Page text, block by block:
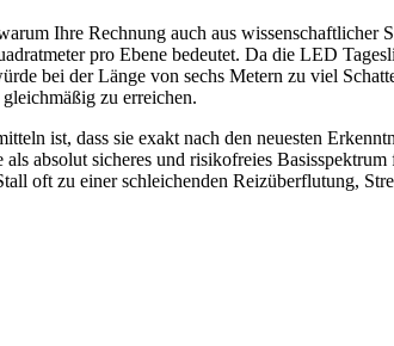
Ihre Rechnung auch aus
pro Ebene bedeutet. Da die LED
bei der Länge von sechs Metern zu viel
zu erreichen.
ist, dass sie exakt nach den neuesten
als absolut sicheres und risikofreies
oft zu einer schleichenden Reizüberflutung,